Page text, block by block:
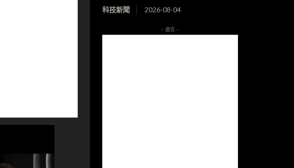
科技新聞 2026-08-04
- 廣告 -